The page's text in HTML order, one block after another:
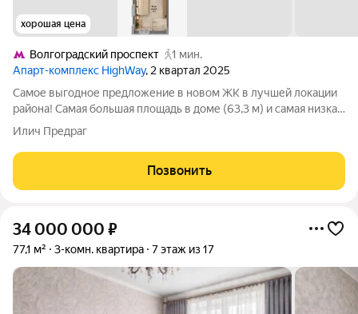
хорошая цена
Волгоградский проспект
1 мин.
Апарт-комплекс HighWay, 2 квартал 2025
Самое выгодное предложение в новом ЖК в лучшей локации
района! Самая большая площадь в доме (63,3 м) и самая низкая
цена за м. Всего 1 минута пешком до метро Волгоградский
проспект (третье фото)! В шаговой доступности - метро
Дубровка и МЦК
Илич Предраг
Позвонить
34 000 000 ₽
77,1 м² 3-комн. квартира 7 этаж из 17